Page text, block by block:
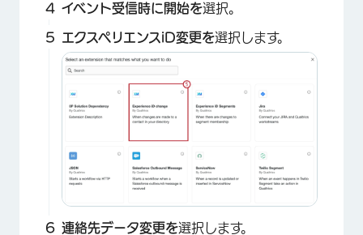
イベント受信時に開始を選択。
エクスペリエンスiD変更を選択します。
連絡先データ変更を選択します。